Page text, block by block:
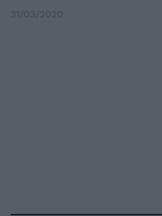
31/03/2020